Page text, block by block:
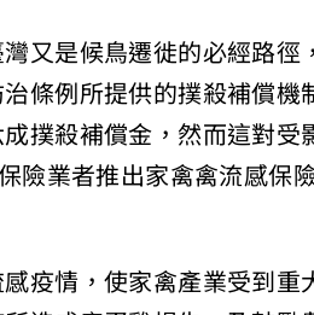
又是候鳥遷徙的必經路
條例所提供的撲殺補償
撲殺補償金，然而這對
業者推出家禽禽流感保
疫情，使家禽產業受到